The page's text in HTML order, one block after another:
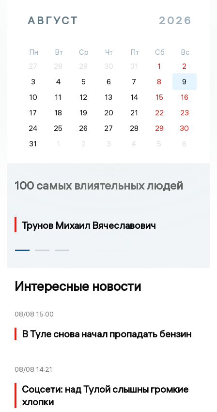
АВГУСТ 2026
Пн Вт Ср Чт Пт Сб
Вс
27
28 29 30 31 1
2
3
4 5 6 7 8
9
10
11 12 13 14 15
16
17
18 19 20 21 22
23
24
25 26 27 28 29
30
31
1 2 3 4 5 6
100 самых влиятельных людей
Трунов Михаил Вячеславович
Интересные новости
08/08 15:00
В Туле снова начал пропадать бензин
08/08 14:21
Соцсети: над Тулой слышны громкие
хлопки